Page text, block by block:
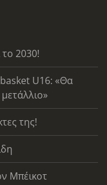
2030!
U16: «Θα
της!
Μπέικοτ